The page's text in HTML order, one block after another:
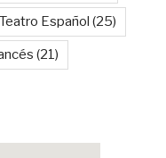
Teatro Español (25)
(21)